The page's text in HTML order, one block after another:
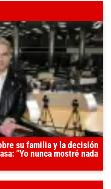
su familia y la decisión
"Yo nunca mostré nada